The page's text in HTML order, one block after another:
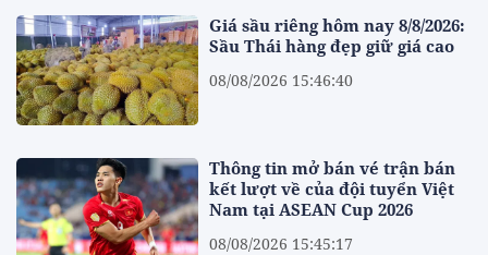
Giá sầu riêng hôm nay 8/8/2026:
Sầu Thái hàng đẹp giữ giá cao
08/08/2026 15:46:40
Thông tin mở bán vé trận bán
kết lượt về của đội tuyển Việt
Nam tại ASEAN Cup 2026
08/08/2026 15:45:17